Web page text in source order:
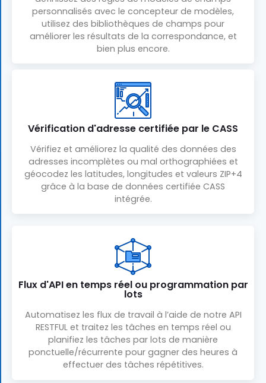
personnalisés avec le concepteur de modèles,
utilisez des bibliothèques de champs pour
améliorer les résultats de la correspondance, et
bien plus encore.
Vérification d'adresse certifiée par le CASS
Vérifiez et améliorez la qualité des données des
adresses incomplètes ou mal orthographiées et
géocodez les latitudes, longitudes et valeurs ZIP+4
grâce à la base de données certifiée CASS
intégrée.
Flux d'API en temps réel ou programmation par
lots
Automatisez les flux de travail à l’aide de notre API
RESTFUL et traitez les tâches en temps réel ou
planifiez les tâches par lots de manière
ponctuelle/récurrente pour gagner des heures à
effectuer des tâches répétitives.